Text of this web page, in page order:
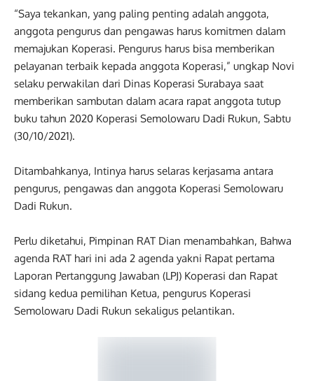
“Saya tekankan, yang paling penting adalah anggota,
anggota pengurus dan pengawas harus komitmen dalam
memajukan Koperasi. Pengurus harus bisa memberikan
pelayanan terbaik kepada anggota Koperasi,” ungkap Novi
selaku perwakilan dari Dinas Koperasi Surabaya saat
memberikan sambutan dalam acara rapat anggota tutup
buku tahun 2020 Koperasi Semolowaru Dadi Rukun, Sabtu
(30/10/2021).
Ditambahkanya, Intinya harus selaras kerjasama antara
pengurus, pengawas dan anggota Koperasi Semolowaru
Dadi Rukun.
Perlu diketahui, Pimpinan RAT Dian menambahkan, Bahwa
agenda RAT hari ini ada 2 agenda yakni Rapat pertama
Laporan Pertanggung Jawaban (LPJ) Koperasi dan Rapat
sidang kedua pemilihan Ketua, pengurus Koperasi
Semolowaru Dadi Rukun sekaligus pelantikan.